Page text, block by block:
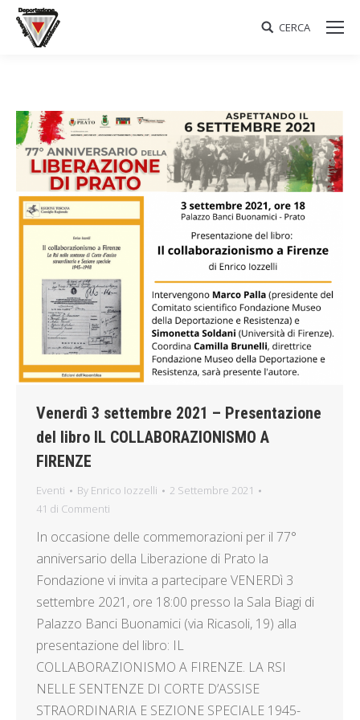
Search:
CERCA
Venerdì 3 settembre 2021 – Presentazione
del libro IL COLLABORAZIONISMO A
FIRENZE
Eventi By Enrico Iozzelli
2 Settembre 2021
41 di Commenti
In occasione delle commemorazioni per il 77°
anniversario della Liberazione di Prato la
Fondazione vi invita a partecipare VENERDì 3
settembre 2021, ore 18:00 presso la Sala Biagi di
Palazzo Banci Buonamici (via Ricasoli, 19) alla
presentazione del libro: IL
COLLABORAZIONISMO A FIRENZE. LA RSI
NELLE SENTENZE DI CORTE D’ASSISE
STRAORDINARIA E SEZIONE SPECIALE 1945-